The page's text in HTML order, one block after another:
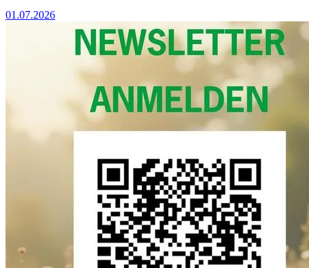
01.07.2026